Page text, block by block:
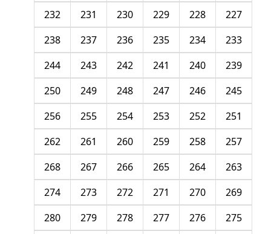
227
228
229
230
231
232
233
234
235
236
237
238
239
240
241
242
243
244
245
246
247
248
249
250
251
252
253
254
255
256
257
258
259
260
261
262
263
264
265
266
267
268
269
270
271
272
273
274
275
276
277
278
279
280